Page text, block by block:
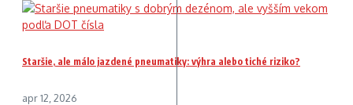
Staršie, ale málo jazdené pneumatiky: výhra alebo tiché riziko?
apr 12, 2026